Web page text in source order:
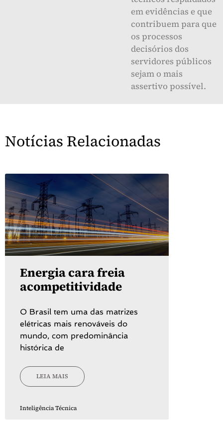
em evidências e que
contribuem para que
os processos
decisórios dos
servidores públicos
sejam o mais
assertivo possível.
Notícias Relacionadas
Energia cara freia
acompetitividade
O Brasil tem uma das matrizes
elétricas mais renováveis do
mundo, com predominância
histórica de
LEIA MAIS
Inteligência Técnica